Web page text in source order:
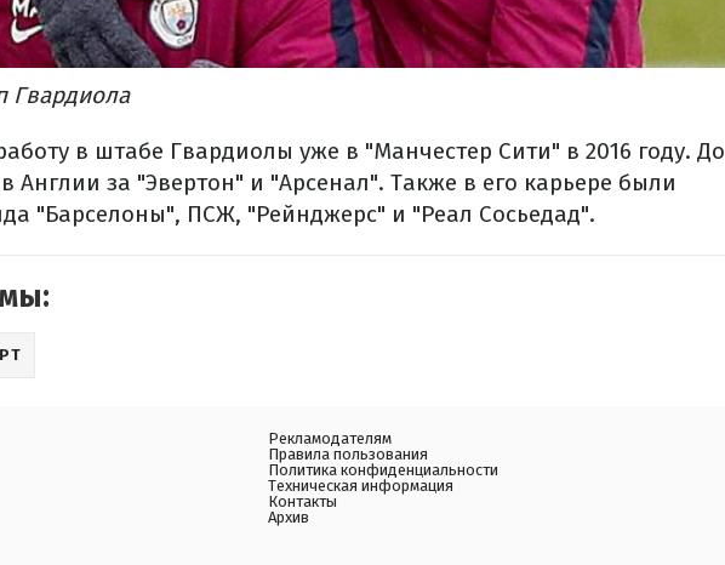
Гвардиола
в штабе Гвардиолы уже в "Манчестер Сити" в 2016 году. До
Англии за "Эвертон" и "Арсенал". Также в его карьере были
"Барселоны", ПСЖ, "Рейнджерс" и "Реал Сосьедад".
Рекламодателям
Правила пользования
Политика конфиденциальности
Техническая информация
Контакты
Архив